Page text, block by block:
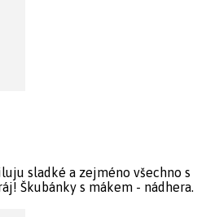
sladké a zejméno všechno s
Škubánky s mákem - nádhera.